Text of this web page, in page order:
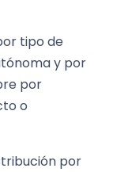
tipo de
y por
por
o
por